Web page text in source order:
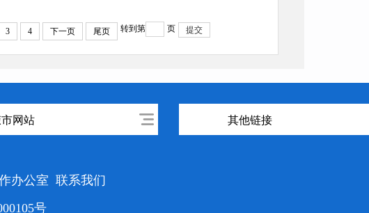
3 4 下一页 尾页 转到第 页 提交